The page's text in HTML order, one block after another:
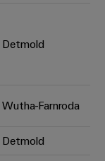
Detmold
Wutha-Farnroda
Detmold